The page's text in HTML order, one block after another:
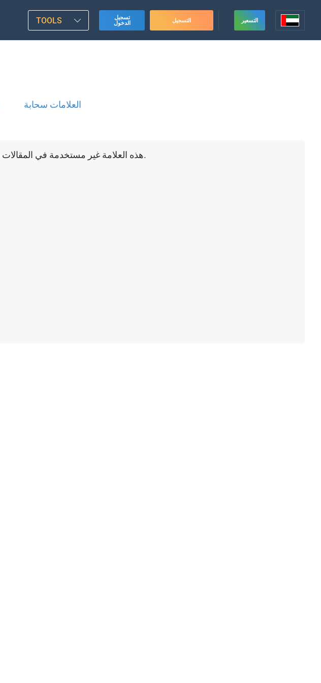
TOOLS
تسجيل
الدخول
التسجيل التسعير
العلامات سحابة